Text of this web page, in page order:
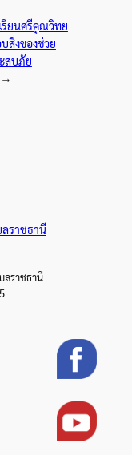
รียนศรีคูณวิทย
สิ่งของช่วย
สบภัย
→
ราชธานี
ลราชธานี